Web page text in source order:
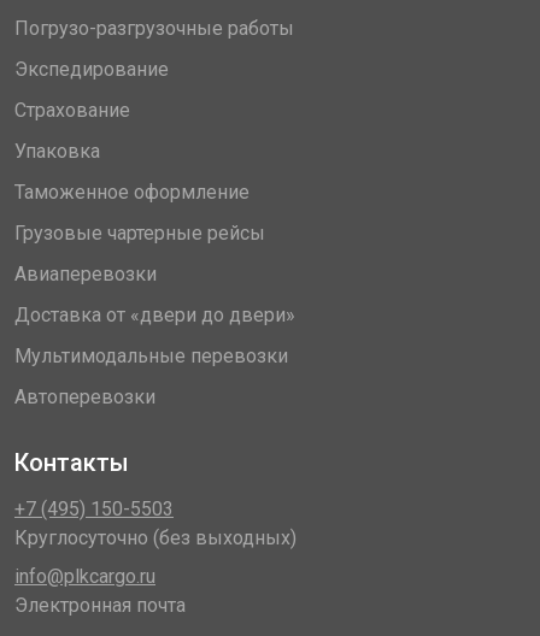
Погрузо-разгрузочные работы
Экспедирование
Страхование
Упаковка
Таможенное оформление
Грузовые чартерные рейсы
Авиаперевозки
Доставка от «двери до двери»
Мультимодальные перевозки
Автоперевозки
Контакты
+7 (495) 150-5503
Круглосуточно (без выходных)
info@plkcargo.ru
Электронная почта